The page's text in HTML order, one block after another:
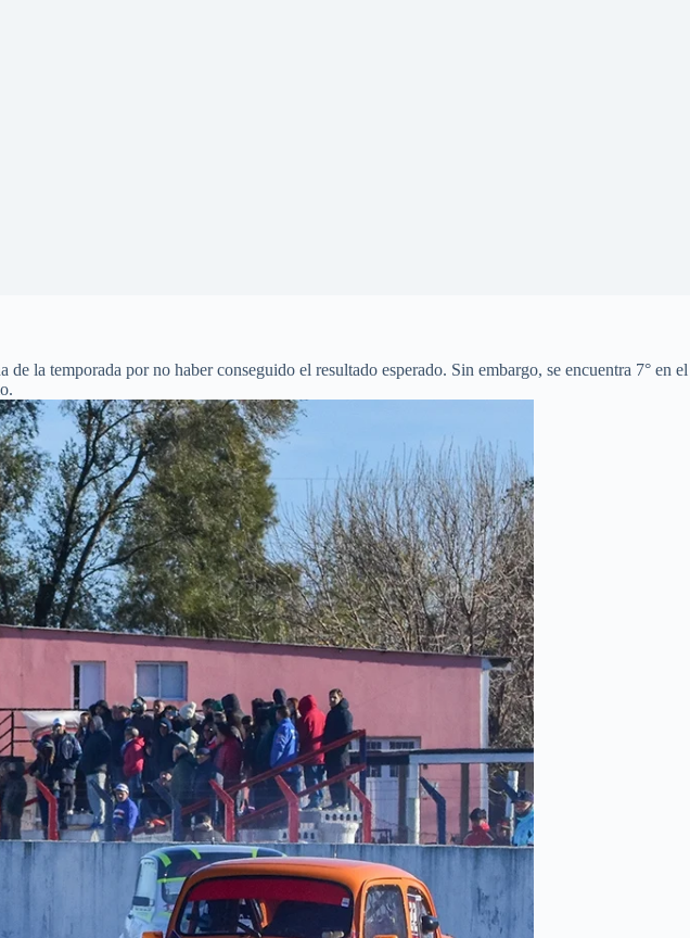
la temporada por no haber conseguido el resultado esperado. Sin embargo, se encuentra 7° en el